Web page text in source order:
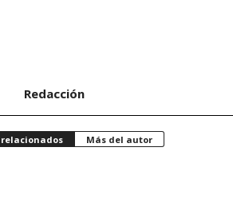
Redacción
Más del autor